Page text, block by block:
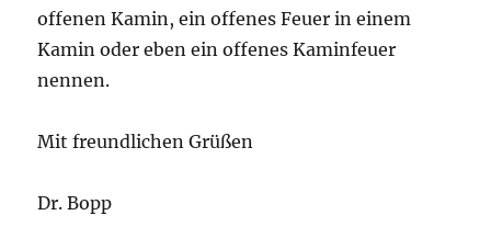
offenen Kamin, ein offenes Feuer in einem
Kamin oder eben ein offenes Kaminfeuer
nennen.
Mit freundlichen Grüßen
Dr. Bopp